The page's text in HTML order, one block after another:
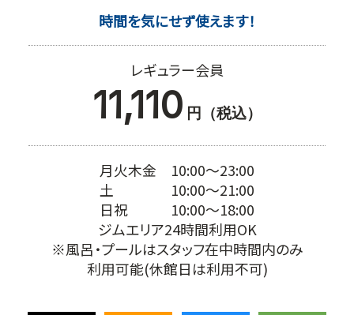
レギュラー会員
時間を気にせず使えます！
11,110 円（税込）
月火木金 10:00～23:00
土 10:00～21:00
日祝 10:00～18:00
ジムエリア24時間利用OK
※風呂・プールはスタッフ在中時間内のみ
利用可能(休館日は利用不可)